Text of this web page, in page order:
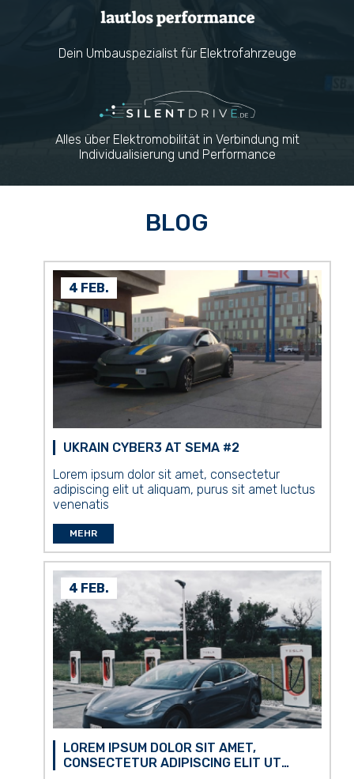
Dein Umbauspezialist für Elektrofahrzeuge
Alles über Elektromobilität in Verbindung mit
Individualisierung und Performance
BLOG
4 FEB.
UKRAIN CYBER3 AT SEMA #2
Lorem ipsum dolor sit amet, consectetur
adipiscing elit ut aliquam, purus sit amet luctus
venenatis
MEHR
4 FEB.
LOREM IPSUM DOLOR SIT AMET,
CONSECTETUR ADIPISCING ELIT UT